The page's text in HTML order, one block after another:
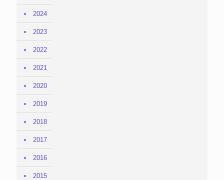
2024
2023
2022
2021
2020
2019
2018
2017
2016
2015